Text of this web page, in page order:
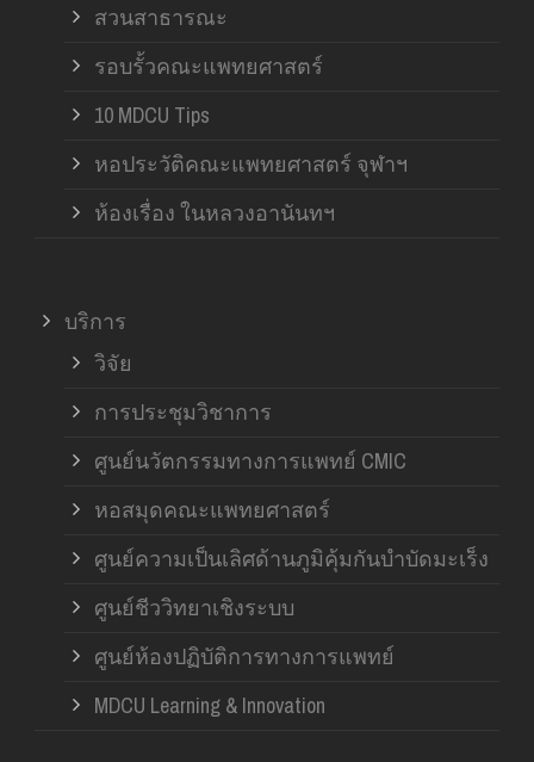
สวนสาธารณะ
รอบรั้วคณะแพทยศาสตร์
10 MDCU Tips
หอประวัติคณะแพทยศาสตร์ จุฬาฯ
ห้องเรื่อง ในหลวงอานันทฯ
บริการ
วิจัย
การประชุมวิชาการ
ศูนย์นวัตกรรมทางการแพทย์ CMIC
หอสมุดคณะแพทยศาสตร์
ศูนย์ความเป็นเลิศด้านภูมิคุ้มกันบำบัดมะเร็ง
ศูนย์ชีววิทยาเชิงระบบ
ศูนย์ห้องปฏิบัติการทางการแพทย์
MDCU Learning & Innovation